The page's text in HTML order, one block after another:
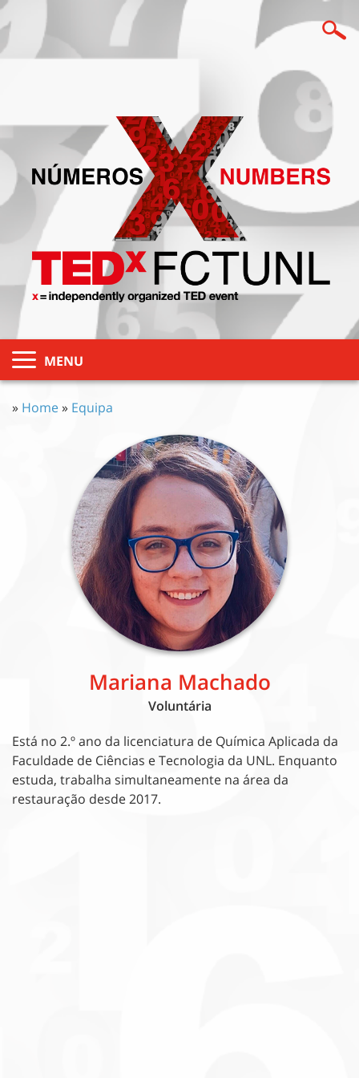
MENU
» Home» Equipa
Mariana Machado
Voluntária
Está no 2.º ano da licenciatura de Química Aplicada da
Faculdade de Ciências e Tecnologia da UNL. Enquanto
estuda, trabalha simultaneamente na área da
restauração desde 2017.